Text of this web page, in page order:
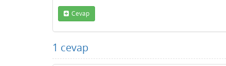
Cevap
1 cevap